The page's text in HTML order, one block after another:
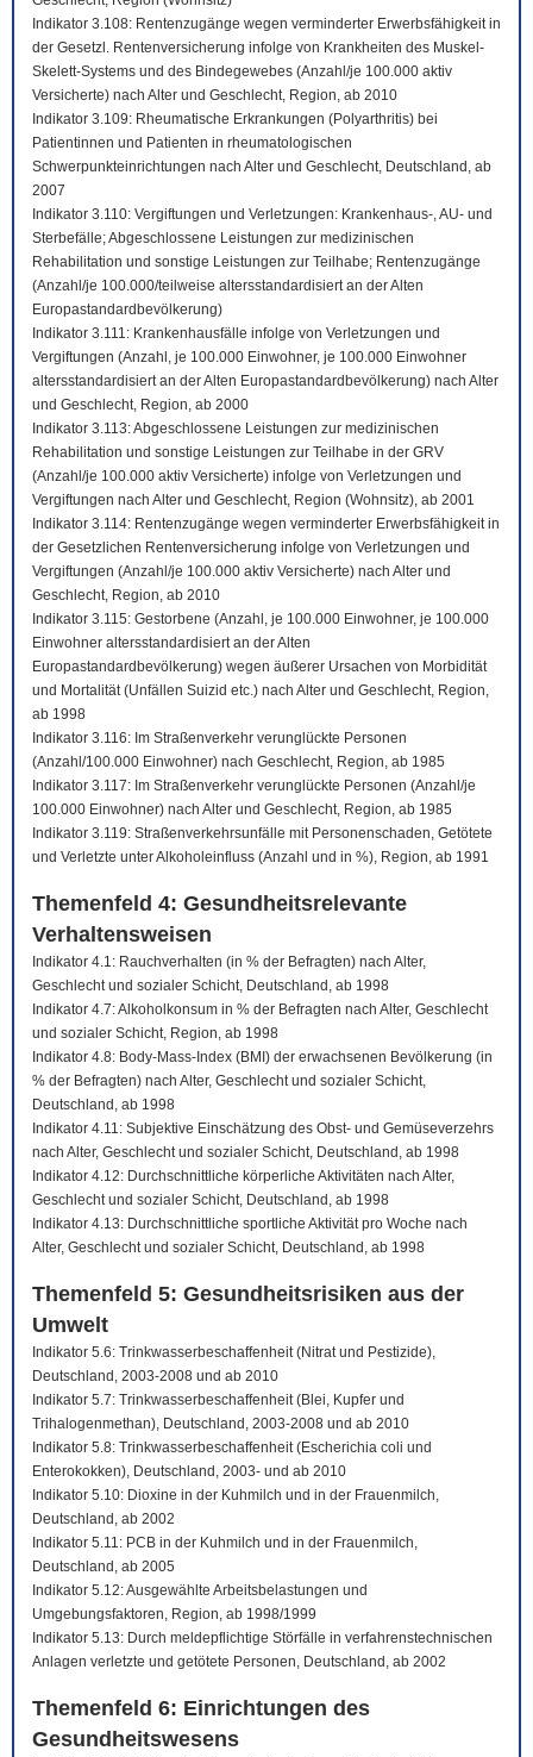
Indikator 3.108: Rentenzugänge wegen verminderter Erwerbsfähigkeit in
der Gesetzl. Rentenversicherung infolge von Krankheiten des Muskel-
Skelett-Systems und des Bindegewebes (Anzahl/je 100.000 aktiv
Versicherte) nach Alter und Geschlecht, Region, ab 2010
Indikator 3.109: Rheumatische Erkrankungen (Polyarthritis) bei
Patientinnen und Patienten in rheumatologischen
Schwerpunkteinrichtungen nach Alter und Geschlecht, Deutschland, ab
2007
Indikator 3.110: Vergiftungen und Verletzungen: Krankenhaus-, AU- und
Sterbefälle; Abgeschlossene Leistungen zur medizinischen
Rehabilitation und sonstige Leistungen zur Teilhabe; Rentenzugänge
(Anzahl/je 100.000/teilweise altersstandardisiert an der Alten
Europastandardbevölkerung)
Indikator 3.111: Krankenhausfälle infolge von Verletzungen und
Vergiftungen (Anzahl, je 100.000 Einwohner, je 100.000 Einwohner
altersstandardisiert an der Alten Europastandardbevölkerung) nach Alter
und Geschlecht, Region, ab 2000
Indikator 3.113: Abgeschlossene Leistungen zur medizinischen
Rehabilitation und sonstige Leistungen zur Teilhabe in der GRV
(Anzahl/je 100.000 aktiv Versicherte) infolge von Verletzungen und
Vergiftungen nach Alter und Geschlecht, Region (Wohnsitz), ab 2001
Indikator 3.114: Rentenzugänge wegen verminderter Erwerbsfähigkeit in
der Gesetzlichen Rentenversicherung infolge von Verletzungen und
Vergiftungen (Anzahl/je 100.000 aktiv Versicherte) nach Alter und
Geschlecht, Region, ab 2010
Indikator 3.115: Gestorbene (Anzahl, je 100.000 Einwohner, je 100.000
Einwohner altersstandardisiert an der Alten
Europastandardbevölkerung) wegen äußerer Ursachen von Morbidität
und Mortalität (Unfällen Suizid etc.) nach Alter und Geschlecht, Region,
ab 1998
Indikator 3.116: Im Straßenverkehr verunglückte Personen
(Anzahl/100.000 Einwohner) nach Geschlecht, Region, ab 1985
Indikator 3.117: Im Straßenverkehr verunglückte Personen (Anzahl/je
100.000 Einwohner) nach Alter und Geschlecht, Region, ab 1985
Indikator 3.119: Straßenverkehrsunfälle mit Personenschaden, Getötete
und Verletzte unter Alkoholeinfluss (Anzahl und in %), Region, ab 1991
Themenfeld 4: Gesundheitsrelevante
Verhaltensweisen
Indikator 4.1: Rauchverhalten (in % der Befragten) nach Alter,
Geschlecht und sozialer Schicht, Deutschland, ab 1998
Indikator 4.7: Alkoholkonsum in % der Befragten nach Alter, Geschlecht
und sozialer Schicht, Region, ab 1998
Indikator 4.8: Body-Mass-Index (BMI) der erwachsenen Bevölkerung (in
% der Befragten) nach Alter, Geschlecht und sozialer Schicht,
Deutschland, ab 1998
Indikator 4.11: Subjektive Einschätzung des Obst- und Gemüseverzehrs
nach Alter, Geschlecht und sozialer Schicht, Deutschland, ab 1998
Indikator 4.12: Durchschnittliche körperliche Aktivitäten nach Alter,
Geschlecht und sozialer Schicht, Deutschland, ab 1998
Indikator 4.13: Durchschnittliche sportliche Aktivität pro Woche nach
Alter, Geschlecht und sozialer Schicht, Deutschland, ab 1998
Themenfeld 5: Gesundheitsrisiken aus der
Umwelt
Indikator 5.6: Trinkwasserbeschaffenheit (Nitrat und Pestizide),
Deutschland, 2003-2008 und ab 2010
Indikator 5.7: Trinkwasserbeschaffenheit (Blei, Kupfer und
Trihalogenmethan), Deutschland, 2003-2008 und ab 2010
Indikator 5.8: Trinkwasserbeschaffenheit (Escherichia coli und
Enterokokken), Deutschland, 2003- und ab 2010
Indikator 5.10: Dioxine in der Kuhmilch und in der Frauenmilch,
Deutschland, ab 2002
Indikator 5.11: PCB in der Kuhmilch und in der Frauenmilch,
Deutschland, ab 2005
Indikator 5.12: Ausgewählte Arbeitsbelastungen und
Umgebungsfaktoren, Region, ab 1998/1999
Indikator 5.13: Durch meldepflichtige Störfälle in verfahrenstechnischen
Anlagen verletzte und getötete Personen, Deutschland, ab 2002
Themenfeld 6: Einrichtungen des
Gesundheitswesens